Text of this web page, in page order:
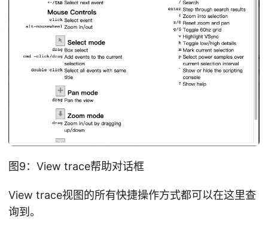
图9：View trace帮助对话框
View trace视图的所有快捷操作方式都可以在这里查
询到。